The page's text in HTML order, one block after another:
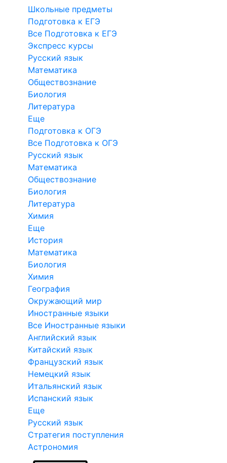
Школьные предметы
Подготовка к ЕГЭ
Все Подготовка к ЕГЭ
Экспресс курсы
Русский язык
Математика
Обществознание
Биология
Литература
Еще
Подготовка к ОГЭ
Все Подготовка к ОГЭ
Русский язык
Математика
Обществознание
Биология
Литература
Химия
Еще
История
Математика
Биология
Химия
География
Окружающий мир
Иностранные языки
Все Иностранные языки
Английский язык
Китайский язык
Французский язык
Немецкий язык
Итальянский язык
Испанский язык
Еще
Русский язык
Стратегия поступления
Астрономия